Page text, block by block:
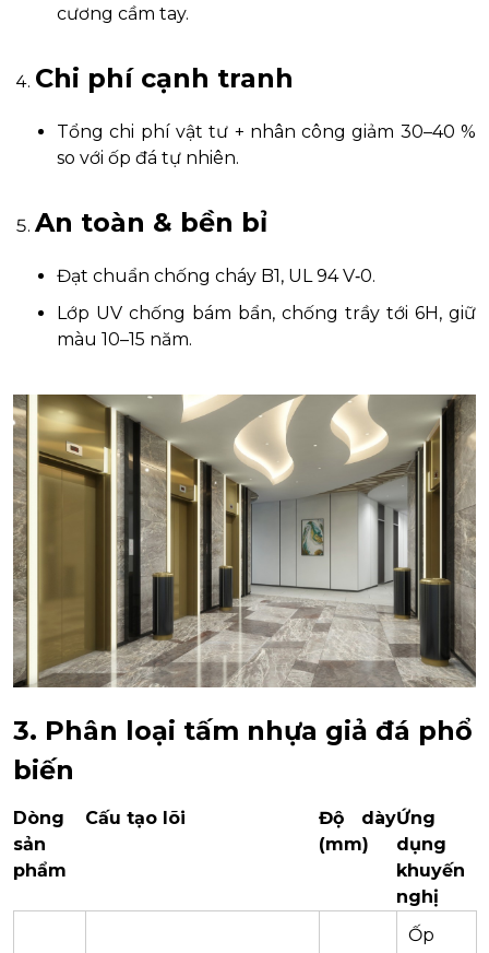
cương cầm tay.
Chi phí cạnh tranh
Tổng chi phí vật tư + nhân công giảm 30–40 %
so với ốp đá tự nhiên.
An toàn & bền bỉ
Đạt chuẩn chống cháy B1, UL 94 V‑0.
Lớp UV chống bám bẩn, chống trầy tới 6H, giữ
màu 10–15 năm.
3. Phân loại tấm nhựa giả đá phổ
biến
Dòng
sản
phẩm
Cấu tạo lõi
Độ dày
(mm)
Ứng
dụng
khuyến
nghị
Ốp